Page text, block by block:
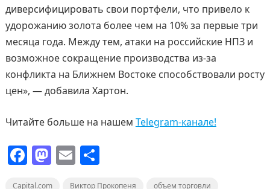
диверсифицировать свои портфели, что привело к
удорожанию золота более чем на 10% за первые три
месяца года. Между тем, атаки на российские НПЗ и
возможное сокращение производства из-за
конфликта на Ближнем Востоке способствовали росту
цен», — добавила Хартон.
Читайте больше на нашем Telegram-канале!
F M E О
Capital.com Виктор Прокопеня объем торговли